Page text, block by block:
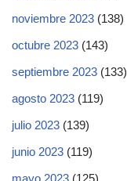
noviembre 2023 (138)
octubre 2023 (143)
septiembre 2023 (133)
agosto 2023 (119)
julio 2023 (139)
junio 2023 (119)